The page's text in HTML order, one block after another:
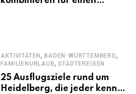
AKTIVITÄTEN,BADEN-WÜRTTEMBERG,
FAMILIENURLAUB, STÄDTEREISEN
25 Ausflugsziele rund um
Heidelberg, die jeder kennen